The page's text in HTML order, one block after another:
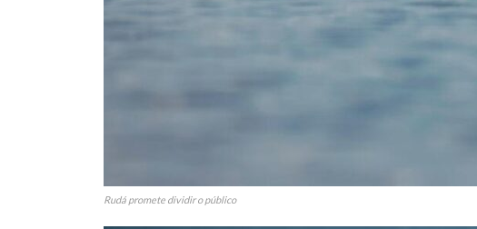
Rudá promete dividir o público